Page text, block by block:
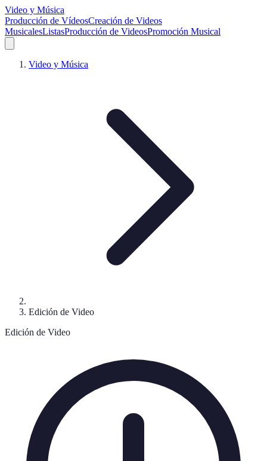
Video y Música
Producción de VídeosCreación de Videos
MusicalesListasProducción de VideosPromoción Musical
Video y Música
Edición de Video
Edición de Video